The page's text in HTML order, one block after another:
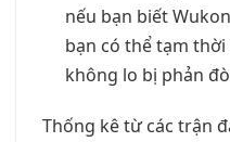
nếu bạn biết
bạn có thể tạm
không lo bị phản
Thống kê từ các trận